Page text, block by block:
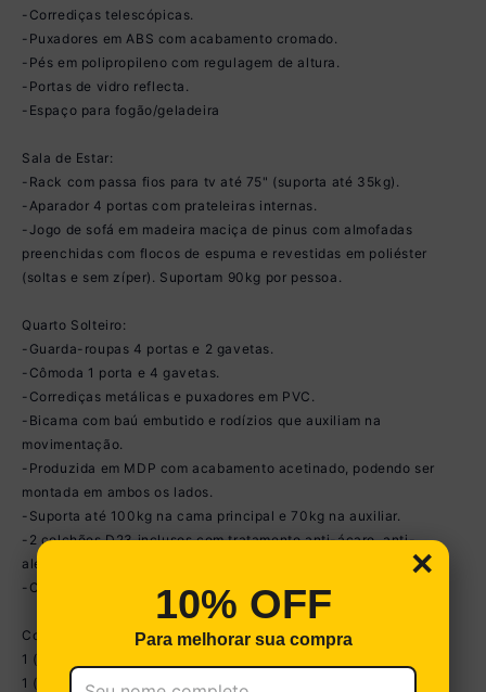
-Corrediças telescópicas.
-Puxadores em ABS com acabamento cromado.
-Pés em polipropileno com regulagem de altura.
-Portas de vidro reflecta.
-Espaço para fogão/geladeira
Sala de Estar:
-Rack com passa fios para tv até 75" (suporta até 35kg).
-Aparador 4 portas com prateleiras internas.
-Jogo de sofá em madeira maciça de pinus com almofadas
preenchidas com flocos de espuma e revestidas em poliéster
(soltas e sem zíper). Suportam 90kg por pessoa.
Quarto Solteiro:
-Guarda-roupas 4 portas e 2 gavetas.
-Cômoda 1 porta e 4 gavetas.
-Corrediças metálicas e puxadores em PVC.
-Bicama com baú embutido e rodízios que auxiliam na
movimentação.
-Produzida em MDP com acabamento acetinado, podendo ser
montada em ambos os lados.
-Suporta até 100kg na cama principal e 70kg na auxiliar.
-2 colchões D23 inclusos com tratamento anti-ácaro, anti-
alérgico e antimofo.
-Certificados pelo Inmetro.
Conteúdo da Embalagem:
1 (um) Armário de cozinha
1 (uma) Bancada
×
10% OFF
Para melhorar sua compra